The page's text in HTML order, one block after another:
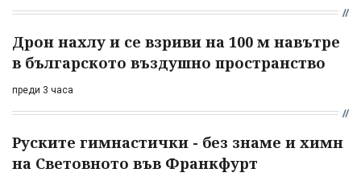
Дрон нахлу и се взриви на 100 м навътре
в българското въздушно пространство
преди 3 часа
Руските гимнастички - без знаме и химн
на Световното във Франкфурт